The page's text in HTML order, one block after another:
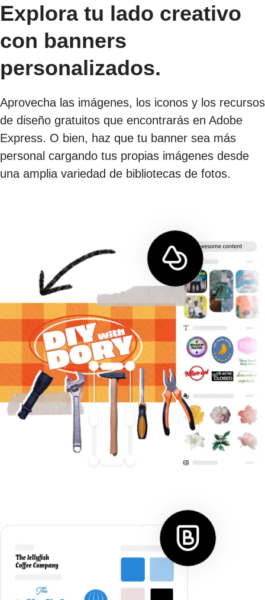
Explora tu lado creativo
con banners
personalizados.
Aprovecha las imágenes, los iconos y los recursos
de diseño gratuitos que encontrarás en Adobe
Express. O bien, haz que tu banner sea más
personal cargando tus propias imágenes desde
una amplia variedad de bibliotecas de fotos.